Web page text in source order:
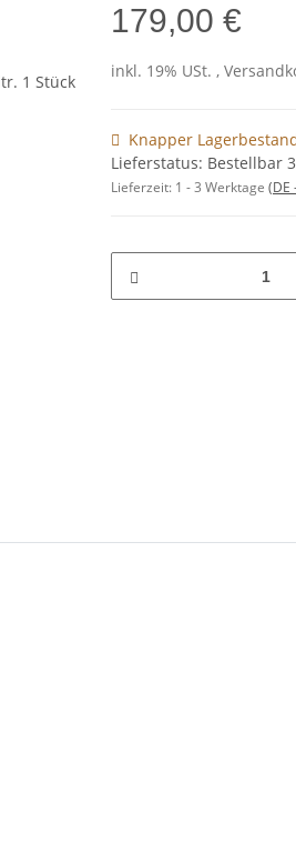
179,00 €
inkl. 19% USt. ,
Knapper
Lieferstatus: Bestellbar
Lieferzeit: 1 - 3 Werktage (DE